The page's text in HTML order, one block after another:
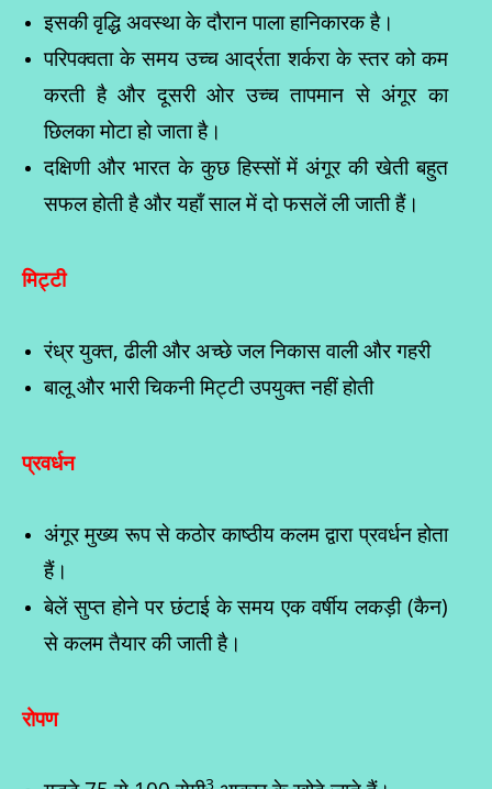
इसकी वृद्धि अवस्था के दौरान पाला हानिकारक है।
परिपक्वता के समय उच्च आर्द्रता शर्करा के स्तर को कम
करती है और दूसरी ओर उच्च तापमान से अंगूर का
छिलका मोटा हो जाता है।
दक्षिणी और भारत के कुछ हिस्सों में अंगूर की खेती बहुत
सफल होती है और यहाँ साल में दो फसलें ली जाती हैं।
मिट्टी
रंध्र युक्त, ढीली और अच्छे जल निकास वाली और गहरी
बालू और भारी चिकनी मिट्टी उपयुक्त नहीं होती
प्रवर्धन
अंगूर मुख्य रूप से कठोर काष्ठीय कलम द्वारा प्रवर्धन होता
हैं।
बेलें सुप्त होने पर छंटाई के समय एक वर्षीय लकड़ी (कैन)
से कलम तैयार की जाती है।
रोपण
3